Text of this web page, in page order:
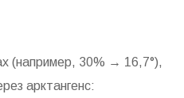
(например, 30% → 16,7°),
арктангенс: